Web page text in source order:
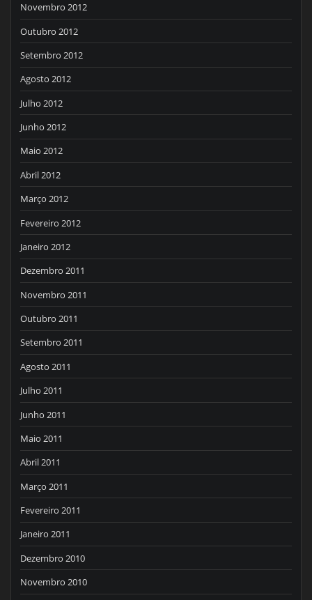
Novembro 2012
Outubro 2012
Setembro 2012
Agosto 2012
Julho 2012
Junho 2012
Maio 2012
Abril 2012
Março 2012
Fevereiro 2012
Janeiro 2012
Dezembro 2011
Novembro 2011
Outubro 2011
Setembro 2011
Agosto 2011
Julho 2011
Junho 2011
Maio 2011
Abril 2011
Março 2011
Fevereiro 2011
Janeiro 2011
Dezembro 2010
Novembro 2010